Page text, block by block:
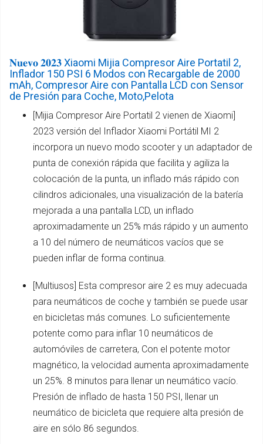
𝐍𝐮𝐞𝐯𝐨 𝟐𝟎𝟐𝟑 Xiaomi Mijia Compresor Aire Portatil 2,
Inflador 150 PSI 6 Modos con Recargable de 2000
mAh, Compresor Aire con Pantalla LCD con Sensor
de Presión para Coche, Moto,Pelota
[Mijia Compresor Aire Portatil 2 vienen de Xiaomi]
2023 versión del Inflador Xiaomi Portátil MI 2
incorpora un nuevo modo scooter y un adaptador de
punta de conexión rápida que facilita y agiliza la
colocación de la punta, un inflado más rápido con
cilindros adicionales, una visualización de la batería
mejorada a una pantalla LCD, un inflado
aproximadamente un 25% más rápido y un aumento
a 10 del número de neumáticos vacíos que se
pueden inflar de forma continua.
[Multiusos] Esta compresor aire 2 es muy adecuada
para neumáticos de coche y también se puede usar
en bicicletas más comunes. Lo suficientemente
potente como para inflar 10 neumáticos de
automóviles de carretera, Con el potente motor
magnético, la velocidad aumenta aproximadamente
un 25%. 8 minutos para llenar un neumático vacío.
Presión de inflado de hasta 150 PSI, llenar un
neumático de bicicleta que requiere alta presión de
aire en sólo 86 segundos.